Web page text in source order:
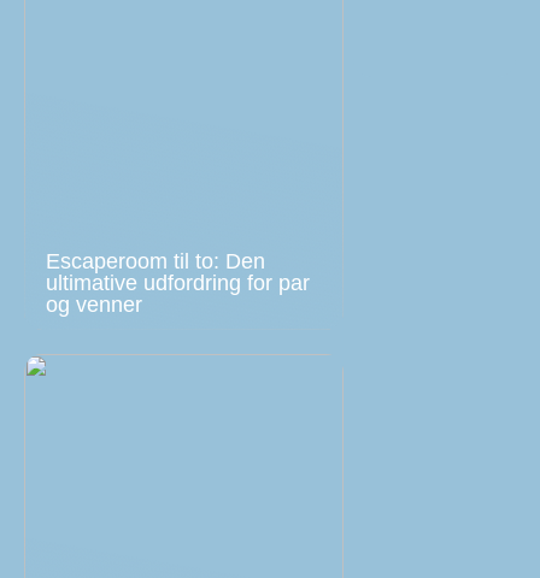
Escaperoom til to: Den
ultimative udfordring for par
og venner